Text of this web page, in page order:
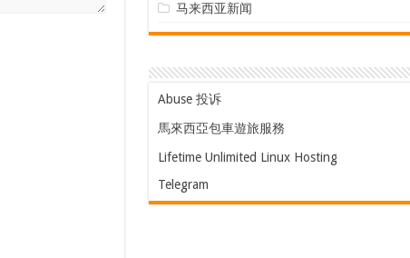
马来西亚新闻
Abuse 投诉
馬來西亞包車遊旅服務
Lifetime Unlimited Linux Hosting
Telegram